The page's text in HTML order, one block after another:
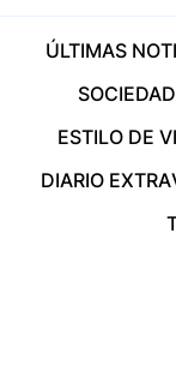
ÚLTIMAS
SOCIEDAD
ESTILO DE
DIARIO EXTRA